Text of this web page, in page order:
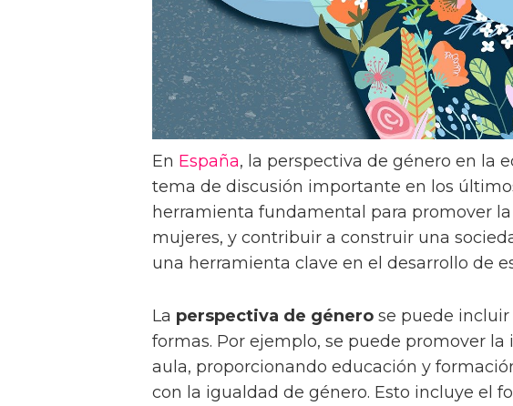
En España, la perspectiva de género en la
tema de discusión importante en los
herramienta fundamental para promover la
mujeres, y contribuir a construir una
una herramienta clave en el desarrollo de
La perspectiva de género se puede
formas. Por ejemplo, se puede promover
aula, proporcionando educación y
con la igualdad de género. Esto incluye el